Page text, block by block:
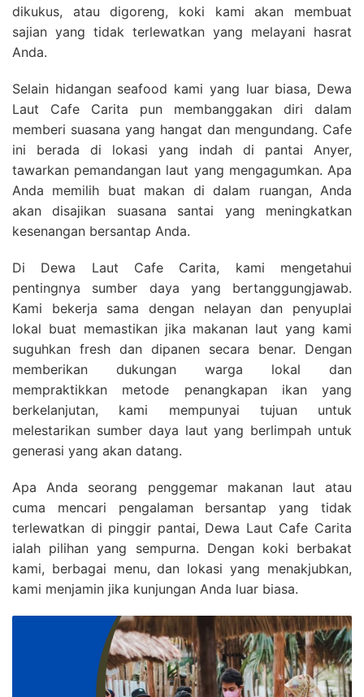
dikukus, atau digoreng, koki kami akan membuat
sajian yang tidak terlewatkan yang melayani hasrat
Anda.
Selain hidangan seafood kami yang luar biasa, Dewa
Laut Cafe Carita pun membanggakan diri dalam
memberi suasana yang hangat dan mengundang. Cafe
ini berada di lokasi yang indah di pantai Anyer,
tawarkan pemandangan laut yang mengagumkan. Apa
Anda memilih buat makan di dalam ruangan, Anda
akan disajikan suasana santai yang meningkatkan
kesenangan bersantap Anda.
Di Dewa Laut Cafe Carita, kami mengetahui
pentingnya sumber daya yang bertanggungjawab.
Kami bekerja sama dengan nelayan dan penyuplai
lokal buat memastikan jika makanan laut yang kami
suguhkan fresh dan dipanen secara benar. Dengan
memberikan dukungan warga lokal dan
mempraktikkan metode penangkapan ikan yang
berkelanjutan, kami mempunyai tujuan untuk
melestarikan sumber daya laut yang berlimpah untuk
generasi yang akan datang.
Apa Anda seorang penggemar makanan laut atau
cuma mencari pengalaman bersantap yang tidak
terlewatkan di pinggir pantai, Dewa Laut Cafe Carita
ialah pilihan yang sempurna. Dengan koki berbakat
kami, berbagai menu, dan lokasi yang menakjubkan,
kami menjamin jika kunjungan Anda luar biasa.